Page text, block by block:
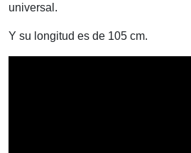
universal.
Y su longitud es de 105 cm.